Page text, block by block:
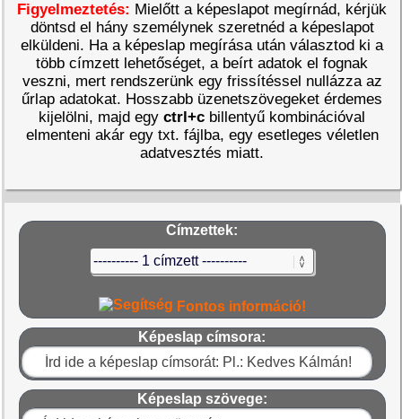
Figyelmeztetés: Mielőtt a képeslapot megírnád, kérjük
döntsd el hány személynek szeretnéd a képeslapot
elküldeni. Ha a képeslap megírása után választod ki a
több címzett lehetőséget, a beírt adatok el fognak
veszni, mert rendszerünk egy frissítéssel nullázza az
űrlap adatokat. Hosszabb üzenetszövegeket érdemes
kijelölni, majd egyctrl+c billentyű kombinációval
elmenteni akár egy txt. fájlba, egy esetleges véletlen
adatvesztés miatt.
Címzettek:
Fontos információ!
Képeslap címsora:
Képeslap szövege: